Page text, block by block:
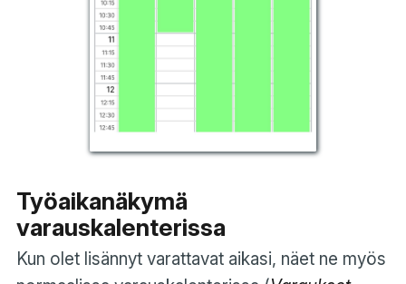
Työaikanäkymä
varauskalenterissa
Kun olet lisännyt varattavat aikasi, näet ne myös